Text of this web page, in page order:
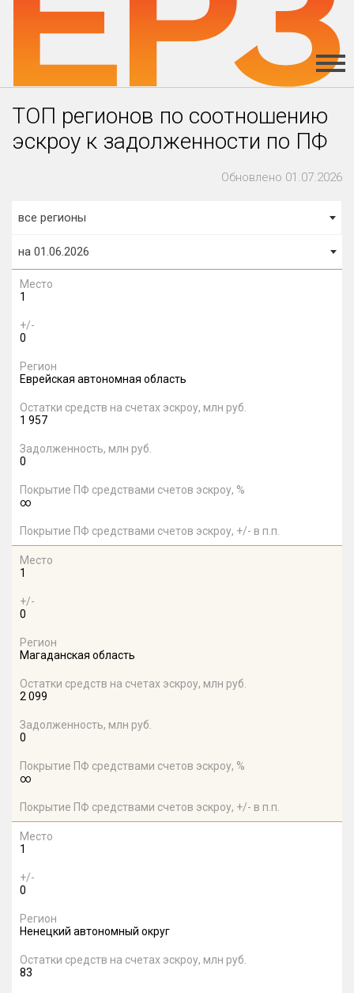
ТОП регионов по соотношению
эскроу к задолженности по ПФ
Обновлено 01.07.2026
все регионы
на 01.06.2026
Место
1
+/-
0
Регион
Еврейская автономная область
Остатки средств на счетах эскроу, млн руб.
1 957
Задолженность, млн руб.
0
Покрытие ПФ средствами счетов эскроу, %
∞
Покрытие ПФ средствами счетов эскроу, +/- в п.п.
Место
1
+/-
0
Регион
Магаданская область
Остатки средств на счетах эскроу, млн руб.
2 099
Задолженность, млн руб.
0
Покрытие ПФ средствами счетов эскроу, %
∞
Покрытие ПФ средствами счетов эскроу, +/- в п.п.
Место
1
+/-
0
Регион
Ненецкий автономный округ
Остатки средств на счетах эскроу, млн руб.
83